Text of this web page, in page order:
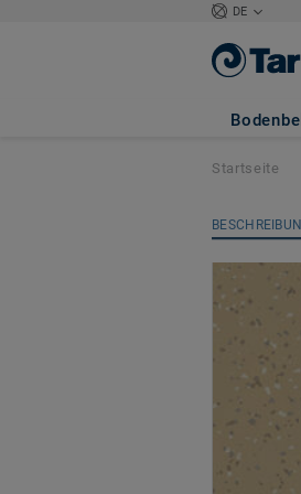
DE
iQ
Startseite